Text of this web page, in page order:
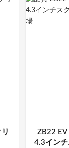
ZB22
4.3イン